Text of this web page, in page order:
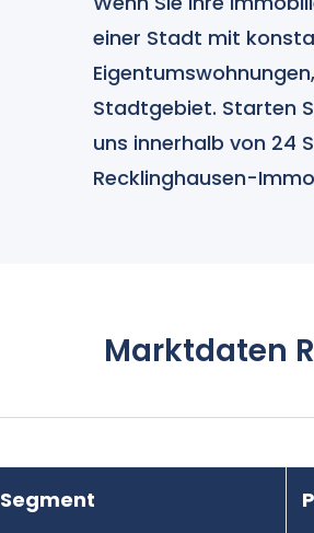
einer Stadt mit
Stadtgebiet. Starten
uns innerhalb von 24
Recklinghausen-
Marktdaten
Segment